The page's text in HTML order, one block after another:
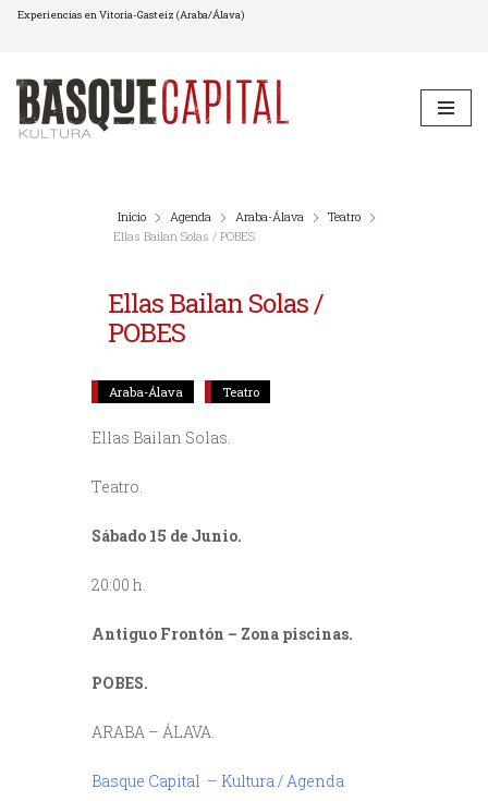
al
contenido
Experiencias en Vitoria-Gasteiz (Araba/Álava)
Inicio Agenda Araba-Álava
Teatro
Ellas Bailan Solas / POBES
Ellas Bailan Solas /
POBES
Araba-Álava Teatro
Ellas Bailan Solas.
Teatro.
Sábado 15 de Junio.
20:00 h.
Antiguo Frontón – Zona piscinas.
POBES.
ARABA – ÁLAVA.
Basque Capital – Kultura / Agenda